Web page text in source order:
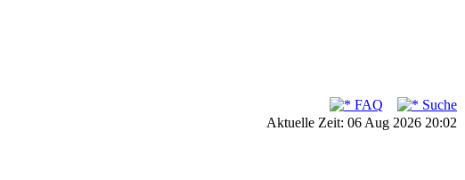
FAQ
Suche
Aktuelle Zeit: 06 Aug 2026 20:02